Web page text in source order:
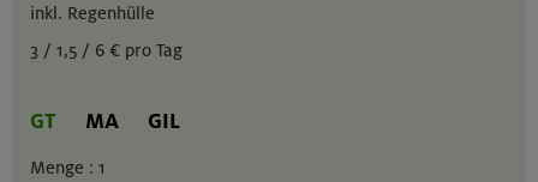
inkl. Regenhülle
3 / 1,5 / 6 € pro Tag
GT MA GIL
Menge : 1